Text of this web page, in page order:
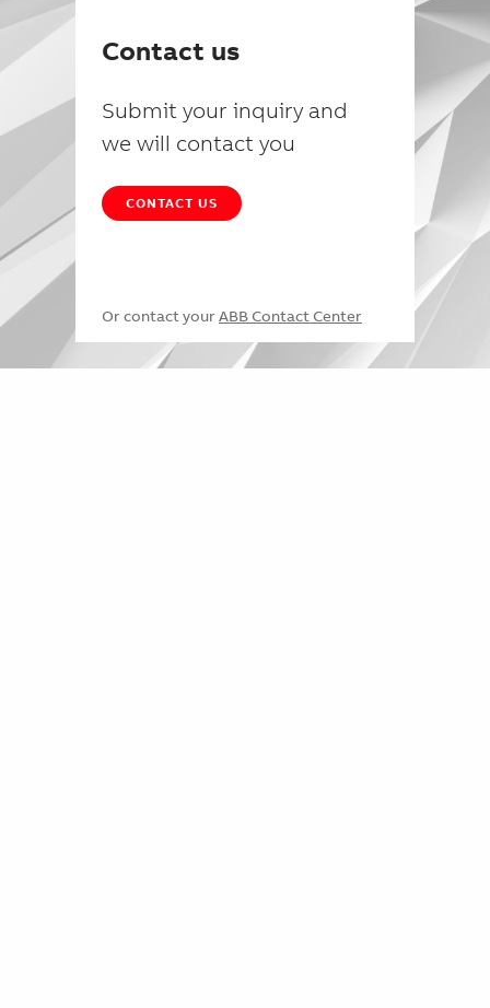
Contact us
Submit your inquiry and
we will contact you
CONTACT US
Or contact your ABB Contact Center